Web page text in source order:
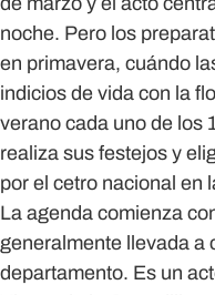
noche. Pero los
en primavera, cuándo
indicios de vida con la
verano cada uno de los
realiza sus festejos y
por el cetro nacional en
La agenda comienza
generalmente llevada a
departamento. Es un